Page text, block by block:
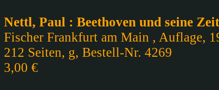
Nettl, Paul : Beethoven und seine Zeit
Fischer Frankfurt am Main , Auflage,
212 Seiten, g, Bestell-Nr. 4269
3,00 €